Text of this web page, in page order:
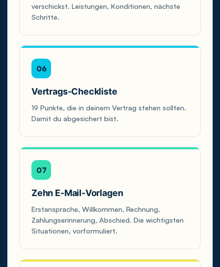
verschickst. Leistungen, Konditionen, nächste
Schritte.
06
Vertrags-Checkliste
19 Punkte, die in deinem Vertrag stehen sollten.
Damit du abgesichert bist.
07
Zehn E-Mail-Vorlagen
Erstansprache, Willkommen, Rechnung,
Zahlungserinnerung, Abschied. Die wichtigsten
Situationen, vorformuliert.